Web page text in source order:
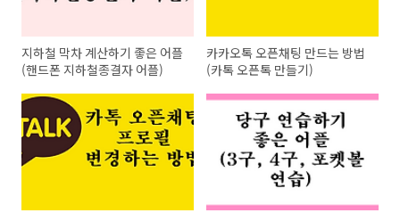
지하철 막차 계산하기 좋은 어플
(핸드폰 지하철종결자 어플)
카카오톡 오픈채팅 만드는 방법
(카톡 오픈톡 만들기)